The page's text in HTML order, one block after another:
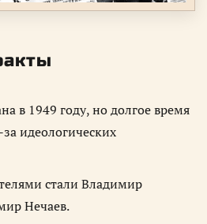
в 1949 году, но долгое время
идеологических
стали Владимир
Нечаев.